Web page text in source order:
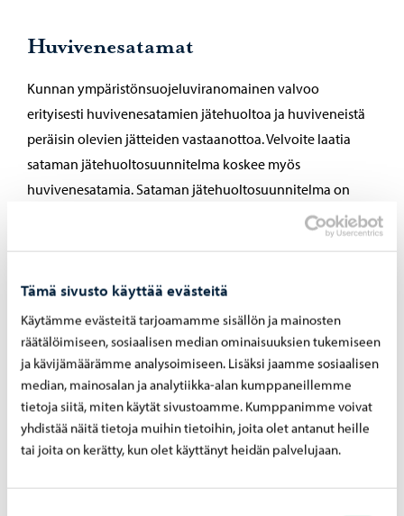
Tämä sivusto käyttää evästeitä
Käytämme evästeitä tarjoamamme sisällön ja mainosten
räätälöimiseen, sosiaalisen median ominaisuuksien tukemiseen
ja kävijämäärämme analysoimiseen. Lisäksi jaamme sosiaalisen
median, mainosalan ja analytiikka-alan kumppaneillemme
tietoja siitä, miten käytät sivustoamme. Kumppanimme voivat
yhdistää näitä tietoja muihin tietoihin, joita olet antanut heille
tai joita on kerätty, kun olet käyttänyt heidän palvelujaan.
Huvivenesatamat
Kunnan ympäristönsuojeluviranomainen valvoo
erityisesti huvivenesatamien jätehuoltoa ja huviveneistä
peräisin olevien jätteiden vastaanottoa. Velvoite laatia
sataman jätehuoltosuunnitelma koskee myös
huvivenesatamia. Sataman jätehuoltosuunnitelma on
tarkistettava vähintään viiden vuoden välein. Myös
Mikäli kyse on huvivenesatamasta, on ilmoitus ja
jätehuoltosuunnitelma toimitettava Porvoon kaupungin
ympäristönsuojeluviranomaiselle rekisteröitäväksi.
Sataman ilmoittaminen ympäristönsuojelun
tietojärjestelmään tehdään lomakkeella, joka on
täyttöohjeineen saatavana Ymparisto.fi-sivustolta..